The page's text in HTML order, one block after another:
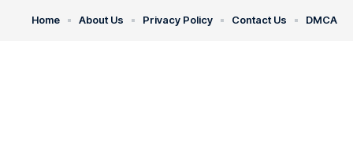
Home About Us Privacy Policy Contact Us DMCA